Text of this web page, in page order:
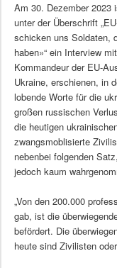
Am 30. Dezember 2023
unter der Überschrift
schicken uns Soldaten,
haben»“ ein Interview
Kommandeur der EU-
Ukraine, erschienen, in
lobende Worte für die
großen russischen
die heutigen
zwangsmoblisierte
nebenbei folgenden
jedoch kaum
„Von den 200.000
gab, ist die
befördert. Die
heute sind Zivilisten